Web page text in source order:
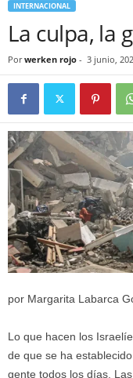
INTERNACIONAL
La culpa, la
Por werken rojo - 3 junio,
por Margarita Labarca
Lo que hacen los
de que se ha
gente todos los días.